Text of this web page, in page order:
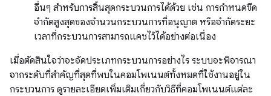
อื่นๆ สำหรับการสิ้นสุดกระบวนการได้ด้วย เช่น การกำหนดขีด
จำกัดสูงสุดของจำนวนกระบวนการที่อนุญาต หรือจำกัดระยะ
เวลาที่กระบวนการสามารถแคชไว้ได้อย่างต่อเนื่อง
เมื่อตัดสินใจว่าจะจัดประเภทกระบวนการอย่างไร ระบบจะพิจารณา
จากระดับที่สำคัญที่สุดที่พบในคอมโพเนนต์ทั้งหมดที่ใช้งานอยู่ใน
กระบวนการ ดูรายละเอียดเพิ่มเติมเกี่ยวกับวิธีที่คอมโพเนนต์แต่ละ